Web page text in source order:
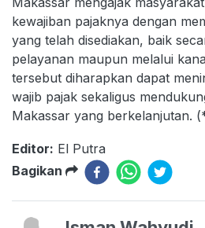
kewajiban pajaknya dengan
yang telah disediakan, baik
pelayanan maupun melalui
tersebut diharapkan dapat
wajib pajak sekaligus
Makassar yang berkelanjutan.
Editor: El Putra
Bagikan